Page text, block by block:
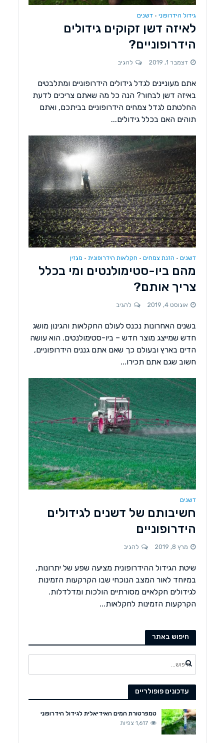
גידול הידרופוני • דשנים
לאיזה דשן זקוקים גידולים
הידרופוניים?
דצמבר 1, 2019 להגיב
אתם מעוניינים לגדל גידולים הידרופוניים ומתלבטים
באיזה דשן לבחור? הנה כל מה שאתם צריכים לדעת
החלטתם לגדל צמחים הידרופוניים בביתכם, ואתם
תוהים האם בכלל גידולים...
דשנים • הזנת צמחים • חקלאות הידרופונית • מגזין
מהם ביו-סטימולנטים ומי בכלל
צריך אותם?
אוגוסט 4, 2019 להגיב
בשנים האחרונות נכנס לעולם החקלאות והגינון מושג
חדש שמייצג מוצר חדש – ביו-סטימולנטים. הוא עושה
הדים בארץ ובעולם כך שאם אתם גננים הידרופוניים,
חשוב שגם אתם תכירו...
דשנים
חשיבותם של דשנים לגידולים
הידרופוניים
מרץ 8, 2019 להגיב
שיטת הגידול ההידרופונית מציעה שפע של יתרונות,
במיוחד לאור המצב הנוכחי שבו הקרקעות הזמינות
לגידולים חקלאיים מסורתיים הולכות ומדלדלות.
הקרקעות הזמינות לחקלאות...
חיפוש באתר
עדכונים פופולריים
טמפרטורת המים האידיאלית לגידול הידרופוני
1,617 צפיות